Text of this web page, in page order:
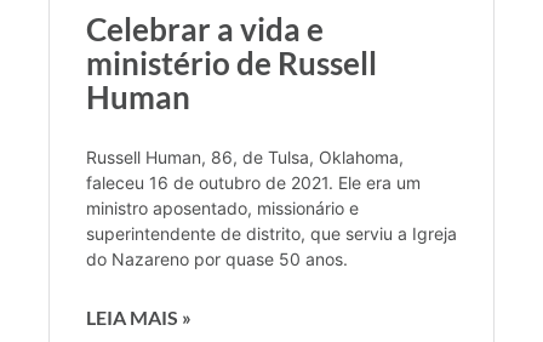
Celebrar a vida e
ministério de Russell
Human
Russell Human, 86, de Tulsa, Oklahoma,
faleceu 16 de outubro de 2021. Ele era um
ministro aposentado, missionário e
superintendente de distrito, que serviu a Igreja
do Nazareno por quase 50 anos.
LEIA MAIS »